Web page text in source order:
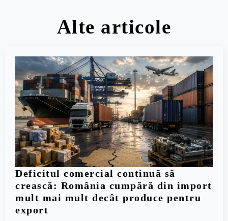
Alte articole
Deficitul comercial continuă să
crească: România cumpără din import
mult mai mult decât produce pentru
export